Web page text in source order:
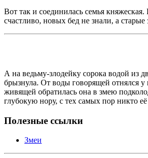
Вот так и соединилась семья
счастливо, новых бед не знали, а старые
А на ведьму-злодейку сорока водой из
брызнула. От воды говорящей отнялся
живящей обратилась она в змею
глубокую нору, с тех самых пор никто
Полезные ссылки
Змеи